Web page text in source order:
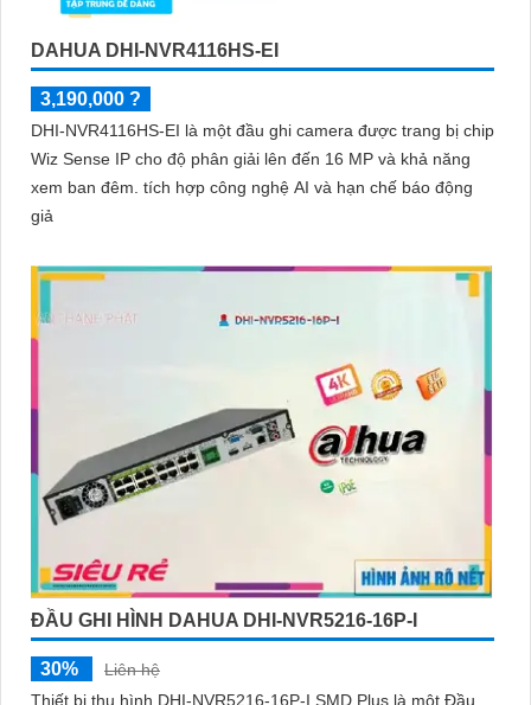
DAHUA DHI-NVR4116HS-EI
3,190,000 ?
DHI-NVR4116HS-EI là một đầu ghi camera được trang bị chip
Wiz Sense IP cho độ phân giải lên đến 16 MP và khả năng
xem ban đêm. tích hợp công nghệ AI và hạn chế báo động
giả
ĐẦU GHI HÌNH DAHUA DHI-NVR5216-16P-I
30%
Liên hệ
Thiết bị thu hình DHI-NVR5216-16P-I SMD Plus là một Đầu